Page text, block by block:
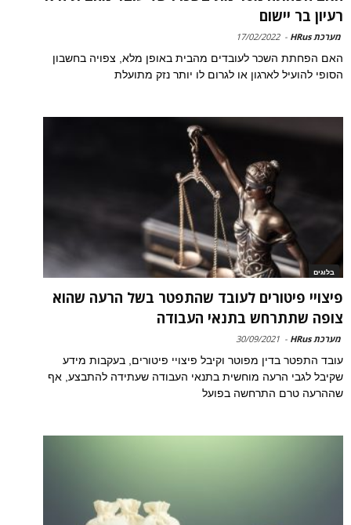
רעיון בר יישום
מערכת HRus -
17/02/2022
האם הפחתת השכר לעובדים מהבית באופן מלא, צפויה בחשבון
הסופי להועיל לארגון או לגרום לו יותר נזק מתועלת
בלוגים
פיצויי פיטורים לעובד שהתפטר בשל הרעה שהוא
צופה שתתרחש בתנאי העבודה
מערכת HRus -
30/09/2021
עובד התפטר בדין מפוטר וקיבל פיצויי פיטורים, בעקבות מידע
שקיבל לגבי הרעה מוחשית בתנאי העבודה שעתידה להתבצע, אף
שההרעה טרם התרחשה בפועל